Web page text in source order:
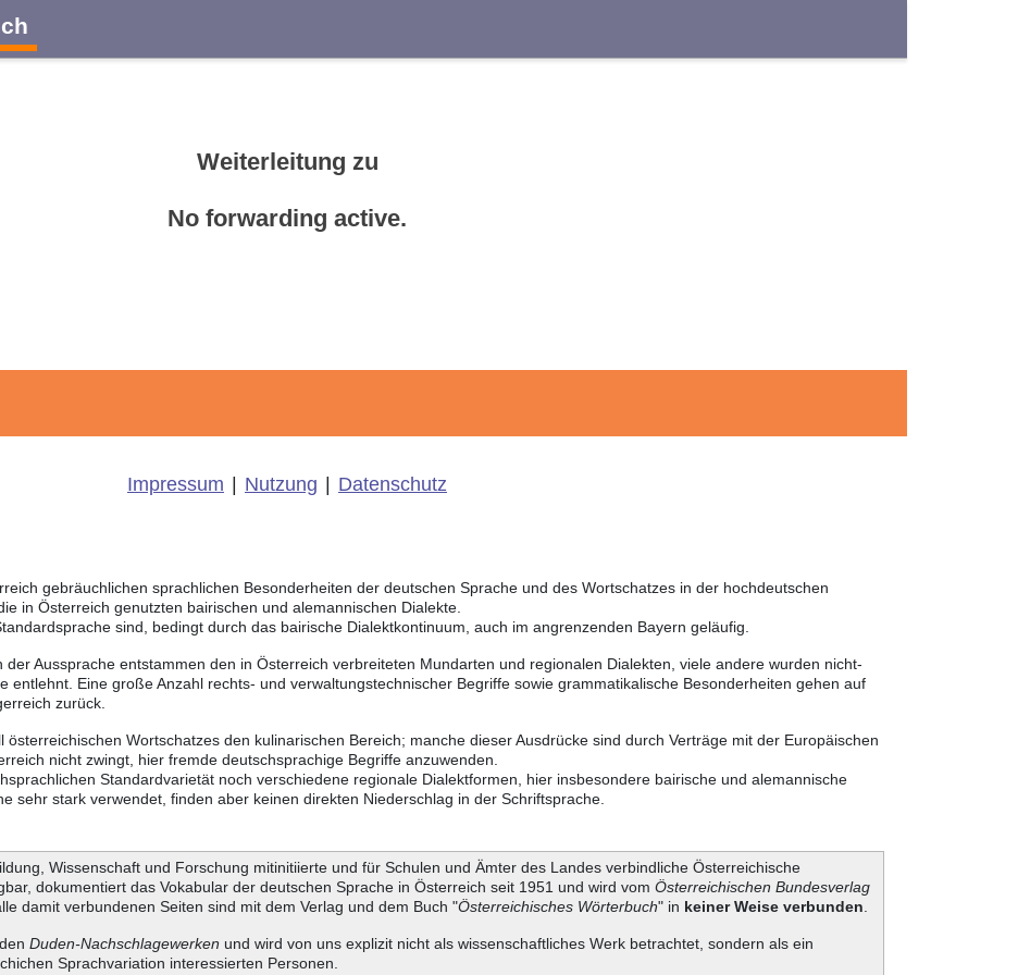
Weiterleitung zu
No forwarding active.
Impressum Nutzung Datenschutz
gebräuchlichen sprachlichen Besonderheiten der deutschen Sprache und des Wortschatzes in der hochdeutschen
in Österreich genutzten bairischen und alemannischen Dialekte.
sind, bedingt durch das bairische Dialektkontinuum, auch im angrenzenden Bayern geläufig.
Aussprache entstammen den in Österreich verbreiteten Mundarten und regionalen Dialekten, viele andere wurden nicht-
entlehnt. Eine große Anzahl rechts- und verwaltungstechnischer Begriffe sowie grammatikalische Besonderheiten gehen auf
zurück.
Wortschatzes den kulinarischen Bereich; manche dieser Ausdrücke sind durch Verträge mit der Europäischen
nicht zwingt, hier fremde deutschsprachige Begriffe anzuwenden.
Standardvarietät noch verschiedene regionale Dialektformen, hier insbesondere bairische und alemannische
sehr stark verwendet, finden aber keinen direkten Niederschlag in der Schriftsprache.
Wissenschaft und Forschung mitinitiierte und für Schulen und Ämter des Landes verbindliche Österreichische
dokumentiert das Vokabular der deutschen Sprache in Österreich seit 1951 und wird vom Österreichischen Bundesverlag
damit verbundenen Seiten sind mit dem Verlag und dem Buch "Österreichisches Wörterbuch" in keiner Weise verbunden
Duden-Nachschlagewerken und wird von uns explizit nicht als wissenschaftliches Werk betrachtet, sondern als ein
Sprachvariation interessierten Personen.